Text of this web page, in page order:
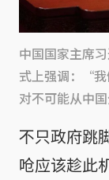
中国国家主席
式上强调：“我
对不可能从中
不只政府跳
呛应该趁此